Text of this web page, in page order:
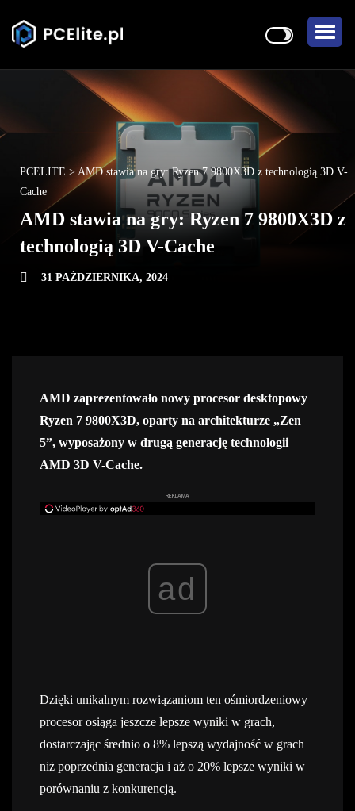
PCELITE > AMD stawia na gry: Ryzen 7 9800X3D z technologią 3D V-
Cache
AMD stawia na gry: Ryzen 7 9800X3D z
technologią 3D V-Cache
31 PAŹDZIERNIKA, 2024
AMD zaprezentowało nowy procesor desktopowy
Ryzen 7 9800X3D, oparty na architekturze „Zen
5”, wyposażony w drugą generację technologii
AMD 3D V-Cache.
REKLAMA
ad
Dzięki unikalnym rozwiązaniom ten ośmiordzeniowy
procesor osiąga jeszcze lepsze wyniki w grach,
dostarczając średnio o 8% lepszą wydajność w grach
niż poprzednia generacja i aż o 20% lepsze wyniki w
porównaniu z konkurencją.